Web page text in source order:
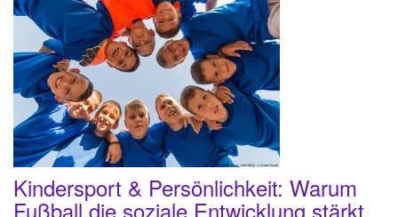
Kindersport & Persönlichkeit: Warum
Fußball die soziale Entwicklung stärkt